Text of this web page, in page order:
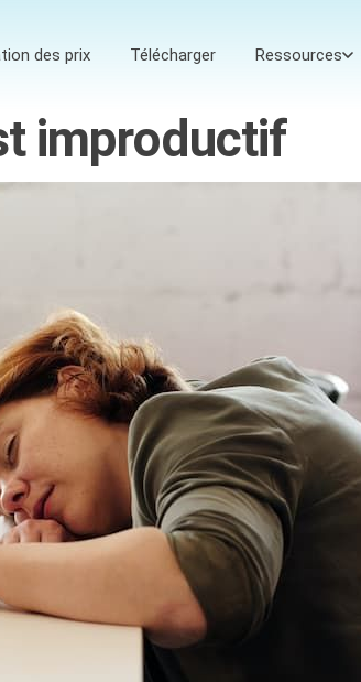
des prix Télécharger Ressources
improductif